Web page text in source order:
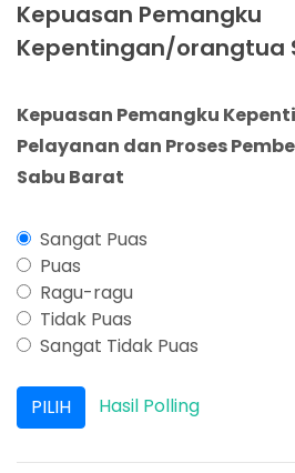
Kepuasan Pemangku
Kepentingan/orangtua
Kepuasan Pemangku
Pelayanan dan Proses
Sabu Barat
Sangat Puas
Puas
Ragu-ragu
Tidak Puas
Sangat Tidak Puas
Hasil Polling